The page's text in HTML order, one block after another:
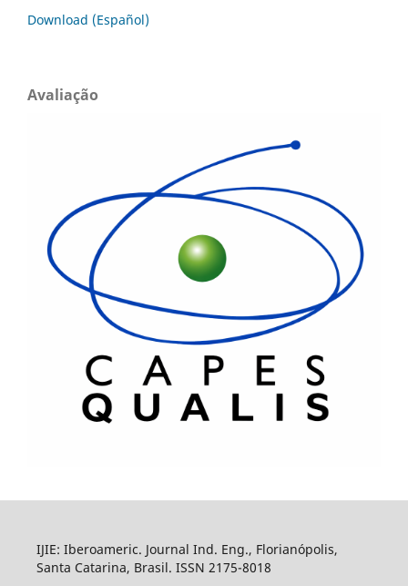
Download (Español)
Avaliação
IJIE: Iberoameric. Journal Ind. Eng., Florianópolis,
Santa Catarina, Brasil. ISSN 2175-8018